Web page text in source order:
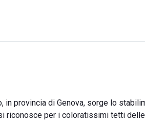
provincia di Genova, sorge lo
riconosce per i coloratissimi tetti